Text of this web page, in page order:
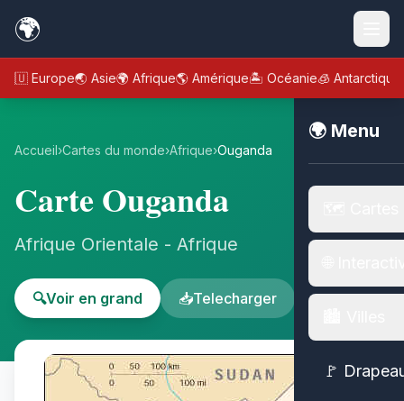
🌍
🇪🇺 Europe🌏 Asie🌍 Afrique🌎 Amérique🏝️ Océanie🧊 Antarctique
🌍 Menu
🚩
Accueil›Cartes du monde›Afrique›Ouganda
Carte Ouganda
Afrique Orientale - Afrique
🔍Voir en grand 📥Telecharger